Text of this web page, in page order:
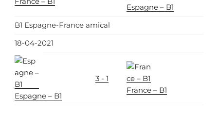
Espagne – B1
B1 Espagne-France amical
18-04-2021
Espagne – B1
3 - 1
France – B1